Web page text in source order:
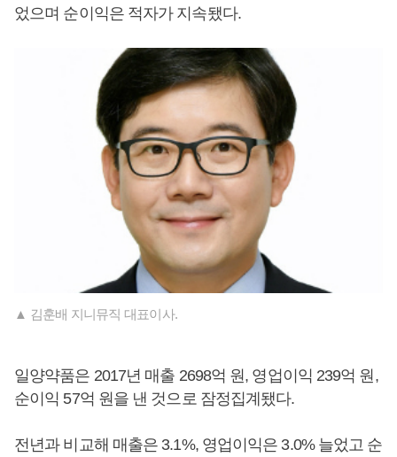
었으며 순이익은 적자가 지속됐다.
▲ 김훈배 지니뮤직 대표이사.
일양약품은 2017년 매출 2698억 원, 영업이익 239억 원,
순이익 57억 원을 낸 것으로 잠정집계됐다.
전년과 비교해 매출은 3.1%, 영업이익은 3.0% 늘었고 순